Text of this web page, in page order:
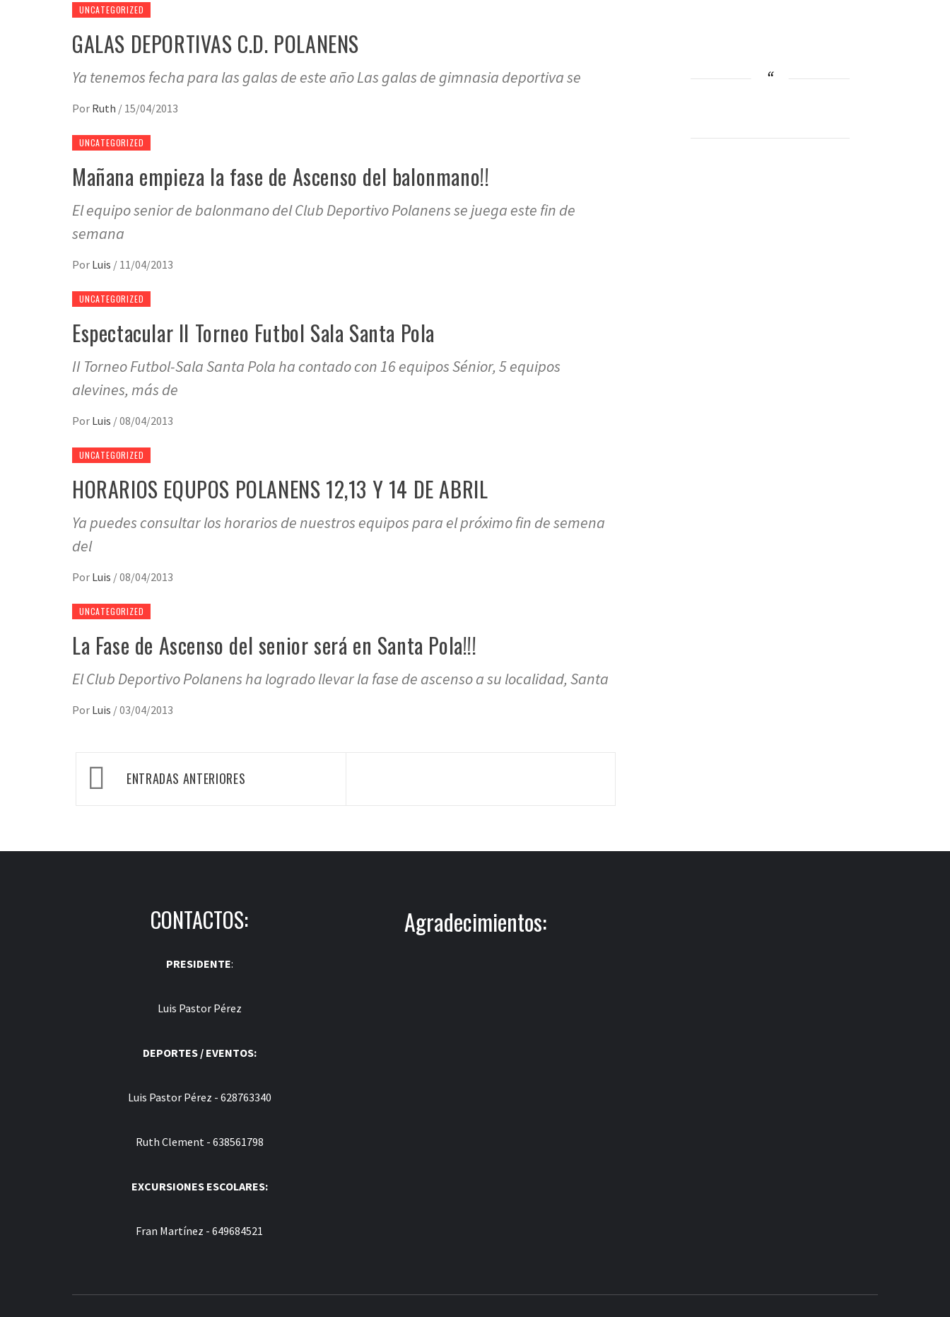
UNCATEGORIZED
GALAS DEPORTIVAS C.D. POLANENS
Ya tenemos fecha para las galas de este año Las galas de gimnasia deportiva se
Por Ruth / 15/04/2013
UNCATEGORIZED
Mañana empieza la fase de Ascenso del balonmano!!
El equipo senior de balonmano del Club Deportivo Polanens se juega este fin de
semana
Por Luis / 11/04/2013
UNCATEGORIZED
Espectacular II Torneo Futbol Sala Santa Pola
II Torneo Futbol-Sala Santa Pola ha contado con 16 equipos Sénior, 5 equipos
alevines, más de
Por Luis /08/04/2013
UNCATEGORIZED
HORARIOS EQUPOS POLANENS 12,13 Y 14 DE ABRIL
Ya puedes consultar los horarios de nuestros equipos para el próximo fin de semena
del
Por Luis /08/04/2013
UNCATEGORIZED
La Fase de Ascenso del senior será en Santa Pola!!!
El Club Deportivo Polanens ha logrado llevar la fase de ascenso a su localidad, Santa
Por Luis /03/04/2013
Navegación
de ENTRADAS ANTERIORES
CONTACTOS:
PRESIDENTE:
Luis Pastor Pérez
DEPORTES / EVENTOS:
Luis Pastor Pérez - 628763340
Ruth Clement - 638561798
EXCURSIONES ESCOLARES:
Fran Martínez - 649684521
Agradecimientos: